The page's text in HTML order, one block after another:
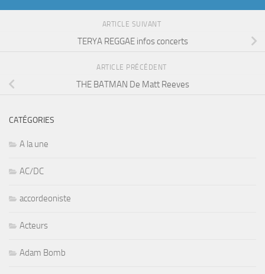
ARTICLE SUIVANT
TERYA REGGAE infos concerts
ARTICLE PRÉCÉDENT
THE BATMAN De Matt Reeves
CATÉGORIES
A la une
AC/DC
accordeoniste
Acteurs
Adam Bomb